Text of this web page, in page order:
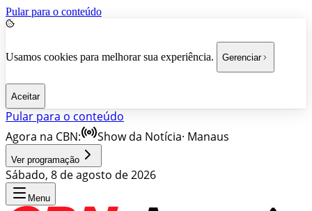
Pular para o conteúdo
Usamos cookies para melhorar sua experiência. Gerenciar
Aceitar
Pular para o conteúdo
Agora na CBN:
Show da Notícia· Manaus
Ver programação
Sábado, 8 de agosto de 2026
Menu